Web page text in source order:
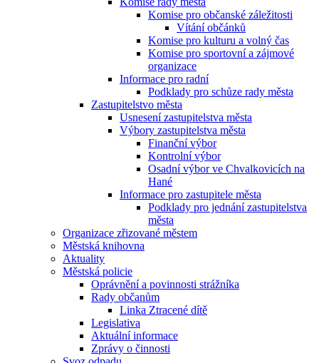
Komise pro občanské záležitosti
Vítání občánků
Komise pro kulturu a volný čas
Komise pro sportovní a zájmové
organizace
Informace pro radní
Podklady pro schůze rady města
Zastupitelstvo města
Usnesení zastupitelstva města
Výbory zastupitelstva města
Finanční výbor
Kontrolní výbor
Osadní výbor ve Chvalkovicích na
Hané
Informace pro zastupitele města
Podklady pro jednání zastupitelstva
města
Organizace zřizované městem
Městská knihovna
Aktuality
Městská policie
Oprávnění a povinnosti strážníka
Rady občanům
Linka Ztracené dítě
Legislativa
Aktuální informace
Zprávy o činnosti